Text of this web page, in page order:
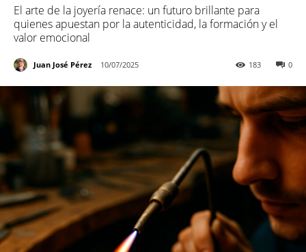
El arte de la joyería renace: un futuro brillante para
quienes apuestan por la autenticidad, la formación y el
valor emocional
Juan José Pérez 10/07/2025 0
183